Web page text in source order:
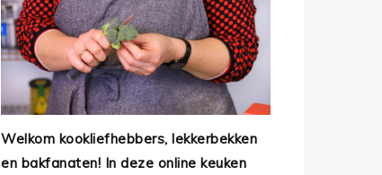
Welkom kookliefhebbers, lekkerbekken
en bakfanaten! In deze online keuken